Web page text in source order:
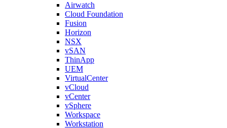
Airwatch
Cloud Foundation
Fusion
Horizon
NSX
vSAN
ThinApp
UEM
VirtualCenter
vCloud
vCenter
vSphere
Workspace
Workstation